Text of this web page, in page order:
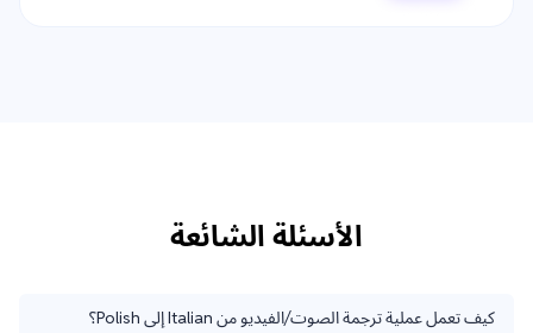
الأسئلة الشائعة
كيف تعمل عملية ترجمة الصوت/الفيديو من Italian إلى Polish؟